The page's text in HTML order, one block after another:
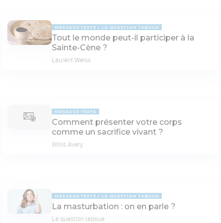
MESSAGE TEXTE LA QUESTION TABOUE
Tout le monde peut-il participer à la
Sainte-Cène ?
Laurent Weiss
MESSAGE TEXTE
Comment présenter votre corps
comme un sacrifice vivant ?
Willis Avery
MESSAGE TEXTE LA QUESTION TABOUE
La masturbation : on en parle ?
La question taboue